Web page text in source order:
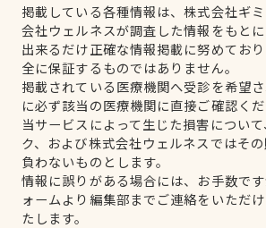
掲載している各種情報は、株式会社ギ
会社ウェルネスが調査した情報をもとに
出来るだけ正確な情報掲載に努めてお
全に保証するものではありません。
掲載されている医療機関へ受診を希望
に必ず該当の医療機関に直接ご確認くだ
当サービスによって生じた損害につい
ク、および株式会社ウェルネスではそ
負わないものとします。
情報に誤りがある場合には、お手数で
ォームより編集部までご連絡をいただ
たします。